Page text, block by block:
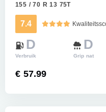
155 / 70 R 13 75T
7.4
D
Verbruik
D
Grip nat
€ 57.99